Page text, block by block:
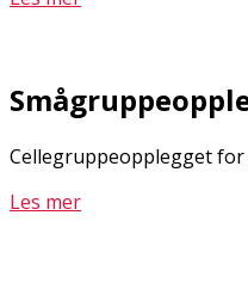
Cellegruppeopplegget for
Les mer